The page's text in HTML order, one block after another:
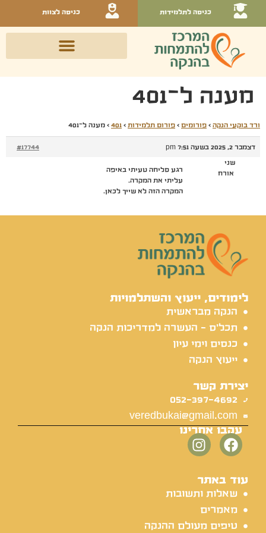
כניסה לתלמידות כניסה לצוות
מענה ל־401
ורד בוקעי הנקה › פורומים › פורום תלמידות ›
401
› מענה ל־401
דצמבר 2, 2025 בשעה 7:51 pm #17744
שני
אורח
רגע סליחה טעיתי באיפה
עליתי את המקרה.
המקרה הזה לא שייך לכאן.
לימודים, ייעוץ והשתלמויות
הנקה מבראשית
תכל'ס - העשרה למדריכות הנקה
כנסים וימי עיון
ייעוץ הנקה
יצירת קשר
052-397-4692
veredbukai@gmail.com
עקבו אחרינו
עוד באתר
שאלות ותשובות
מאמרים
טיפים מעולם ההנקה